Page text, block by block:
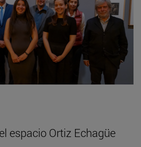
espacio Ortiz Echagüe